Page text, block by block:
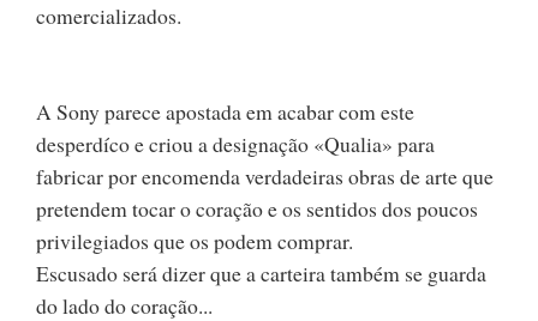
comercializados.
A Sony parece apostada em acabar com este
desperdíco e criou a designação «Qualia» para
fabricar por encomenda verdadeiras obras de arte que
pretendem tocar o coração e os sentidos dos poucos
privilegiados que os podem comprar.
Escusado será dizer que a carteira também se guarda
do lado do coração...